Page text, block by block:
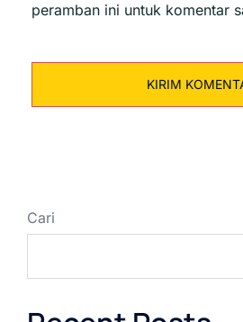
peramban ini untuk komentar
Cari